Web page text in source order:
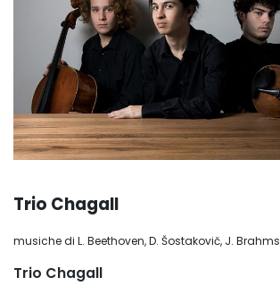
Trio Chagall
musiche di L. Beethoven, D. Šostakovič, J. Brahms
Trio Chagall